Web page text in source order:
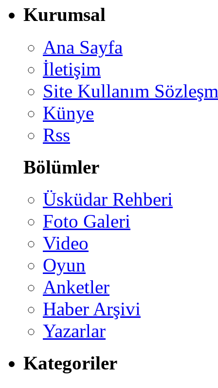
Kurumsal
Ana Sayfa
İletişim
Site Kullanım
Künye
Rss
Bölümler
Üsküdar Rehberi
Foto Galeri
Video
Oyun
Anketler
Haber Arşivi
Yazarlar
Kategoriler